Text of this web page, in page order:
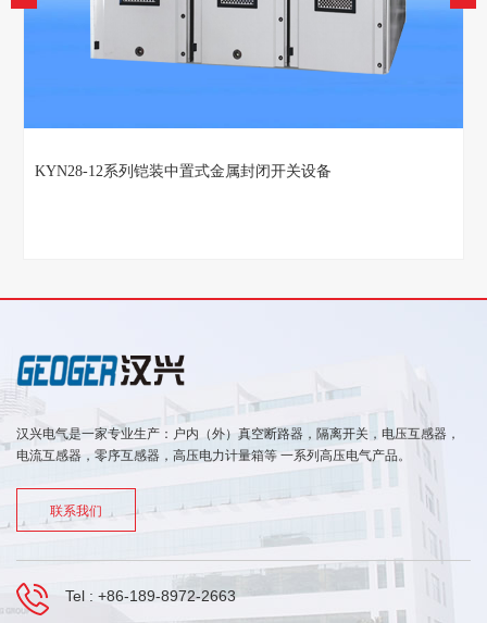
KYN28-12系列铠装中置式金属封闭开关设备
汉兴电气是一家专业生产：户内（外）真空断路器，隔离开关，电压互感器，
电流互感器，零序互感器，高压电力计量箱等 一系列高压电气产品。
联系我们
Tel : +86-189-8972-2663